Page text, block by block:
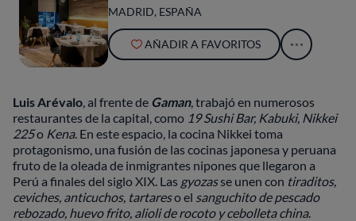
MADRID, ESPAÑA
AÑADIR A FAVORITOS
Luis Arévalo, al frente de Gaman, trabajó en numerosos
restaurantes de la capital, como 19 Sushi Bar, Kabuki, Nikkei
225o Kena. En este espacio, la cocina Nikkei toma
protagonismo, una fusión de las cocinas japonesa y peruana
fruto de la oleada de inmigrantes nipones que llegaron a
Perú a finales del siglo XIX. Las gyozasse unen con tiraditos,
ceviches, anticuchos, tartareso el sanguchito de pescado
rebozado, huevo frito, alioli de rocoto y cebolleta china.